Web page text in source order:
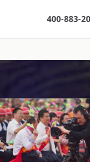
400-883-